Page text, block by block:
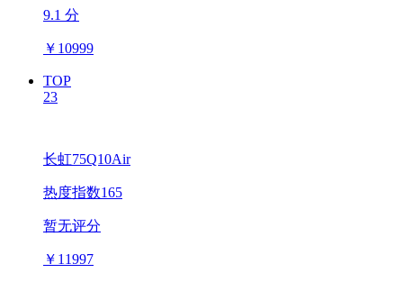
9.1 分
￥ 10999
TOP
23
长虹75Q10Air
热度指数165
暂无评分
￥ 11997